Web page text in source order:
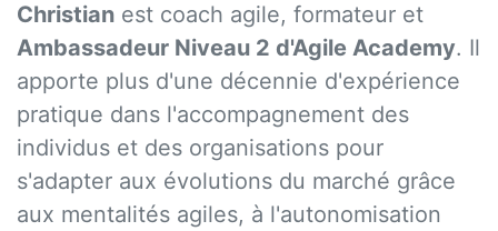
Christian est coach agile, formateur et
Ambassadeur Niveau 2 d'Agile Academy. Il
apporte plus d'une décennie d'expérience
pratique dans l'accompagnement des
individus et des organisations pour
s'adapter aux évolutions du marché grâce
aux mentalités agiles, à l'autonomisation